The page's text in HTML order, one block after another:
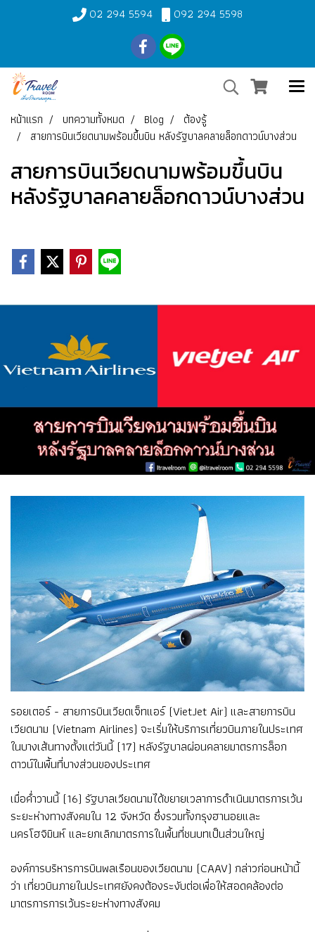
02 294 5594 092 294 5598
หน้าแรก บทความทั้งหมด Blog
ต้องรู้
สายการบินเวียดนามพร้อมขึ้นบิน หลังรัฐบาลคลายล็อกดาวน์บางส่วน
สายการบินเวียดนามพร้อมขึ้นบิน
หลังรัฐบาลคลายล็อกดาวน์บางส่วน
รอยเตอร์ - สายการบินเวียดเจ็ทแอร์ (VietJet Air) และสายการบิน
เวียดนาม (Vietnam Airlines) จะเริ่มให้บริการเที่ยวบินภายในประเทศ
ในบางเส้นทางตั้งแต่วันนี้ (17) หลังรัฐบาลผ่อนคลายมาตรการล็อก
ดาวน์ในพื้นที่บางส่วนของประเทศ
เมื่อค่ำวานนี้ (16) รัฐบาลเวียดนามได้ขยายเวลาการดำเนินมาตรการเว้น
ระยะห่างทางสังคมใน 12 จังหวัด ซึ่งรวมทั้งกรุงฮานอยและ
นครโฮจิมินห์ และยกเลิกมาตรการในพื้นที่ชนบทเป็นส่วนใหญ่
องค์การบริหารการบินพลเรือนของเวียดนาม (CAAV) กล่าวก่อนหน้านี้
ว่า เที่ยวบินภายในประเทศยังคงต้องระงับต่อเพื่อให้สอดคล้องต่อ
มาตรการการเว้นระยะห่างทางสังคม